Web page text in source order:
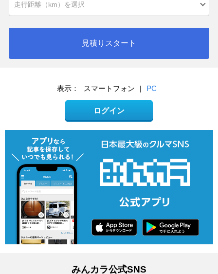
見積りスタート
表示： スマートフォン PC
ログイン
みんカラ公式SNS